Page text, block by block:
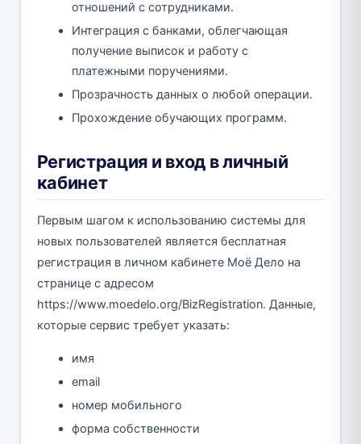
отношений с сотрудниками.
Интеграция с банками, облегчающая
получение выписок и работу с
платежными поручениями.
Прозрачность данных о любой операции.
Прохождение обучающих программ.
Регистрация и вход в личный
кабинет
Первым шагом к использованию системы для
новых пользователей является бесплатная
регистрация в личном кабинете Моё Дело на
странице с адресом
https://www.moedelo.org/BizRegistration. Данные,
которые сервис требует указать:
имя
email
номер мобильного
форма собственности